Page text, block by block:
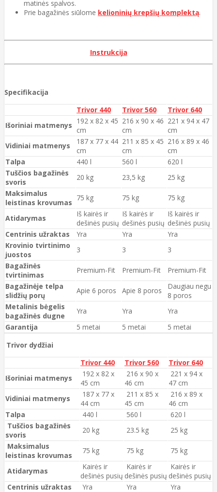
matinės spalvos.
Prie bagažinės siūlome kelioninių krepšių komplektą.
Instrukcija
Specifikacija
Trivor 440
Trivor 560
Trivor 640
Išoriniai matmenys 192 x 82 x 45
cm
216 x 90 x 46
cm
221 x 94 x 47
cm
Vidiniai matmenys
187 x 77 x 44
cm
211 x 85 x 45
cm
216 x 89 x 46
cm
Talpa
440 l 560 l
620 l
Tuščios bagažinės
svoris
20 kg 23,5 kg
25 kg
Maksimalus
leistinas krovumas
75 kg 75 kg 75 kg
Atidarymas
Iš kairės ir
dešinės pusių
Iš kairės ir
dešinės pusių
Iš kairės ir
dešinės pusių
Centrinis užraktas
Yra Yra
Yra
Krovinio tvirtinimo
juostos
3 3
3
Bagažinės
tvirtinimas
Premium-Fit Premium-Fit
Premium-Fit
Bagažinėje telpa
slidžių porų
Apie 6 poros Apie 8 poros
Daugiau negu
8 poros
Metalinis bėgelis
bagažinės dugne
Yra Yra
Yra
Garantija
5 metai 5 metai
5 metai
Trivor dydžiai
Trivor 440
Trivor 560
Trivor 640
Išoriniai matmenys
192 x 82 x
45 cm
216 x 90 x
46 cm
221 x 94 x
47 cm
Vidiniai matmenys
187 x 77 x
44 cm
211 x 85 x
45 cm
216 x 89 x
46 cm
Talpa
440 l 560 l
620 l
Tuščios bagažinės
svoris
20 kg 23.5 kg
25 kg
Maksimalus
leistinas krovumas
75 kg 75 kg 75 kg
Atidarymas
Kairės ir
dešinės pusių
Kairės ir
dešinės pusių
Kairės ir
dešinės pusių
Centrinis užraktas
Yra Yra
Yra